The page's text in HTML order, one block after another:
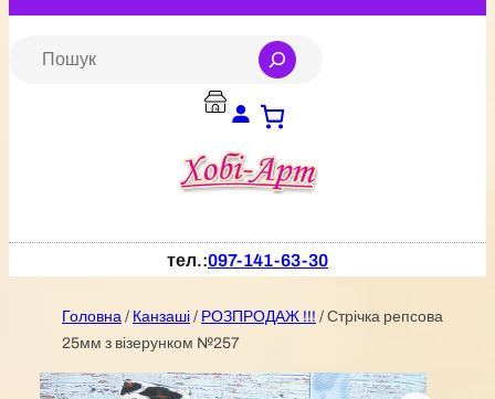
Перейти
тел.:097-141-63-30
Головна / Канзаші / РОЗПРОДАЖ !!! / Стрічка репсова
25мм з візерунком №257